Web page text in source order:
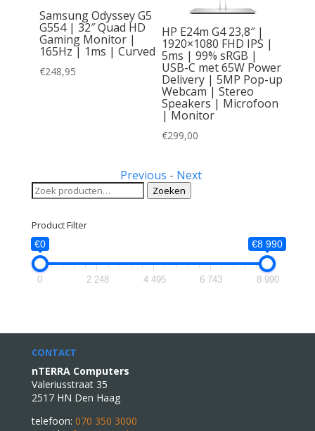
Samsung Odyssey G5
G554 | 32″ Quad HD
Gaming Monitor |
165Hz | 1ms | Curved
€248,95
HP E24m G4 23,8″ |
1920×1080 FHD IPS |
5ms | 99% sRGB |
USB-C met 65W Power
Delivery | 5MP Pop-up
Webcam | Stereo
Speakers | Microfoon
| Monitor
€299,00
Previous - Next
Zoeken
naar:
Zoeken
Product Filter
€0 €8 990
0 2 248 4 495 6 743 8 990
CONTACT
nTERRA Computers
Valeriusstraat 35
2517 HN Den Haag
telefoon: 070 350 3000